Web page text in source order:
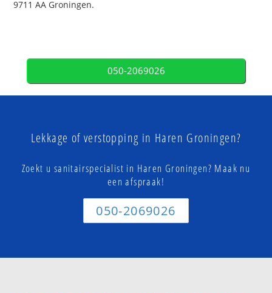
9711 AA Groningen.
050-2069026
Lekkage of verstopping in Haren Groningen?
Zoekt u sanitairspecialist in Haren Groningen? Maak nu
een afspraak!
050-2069026